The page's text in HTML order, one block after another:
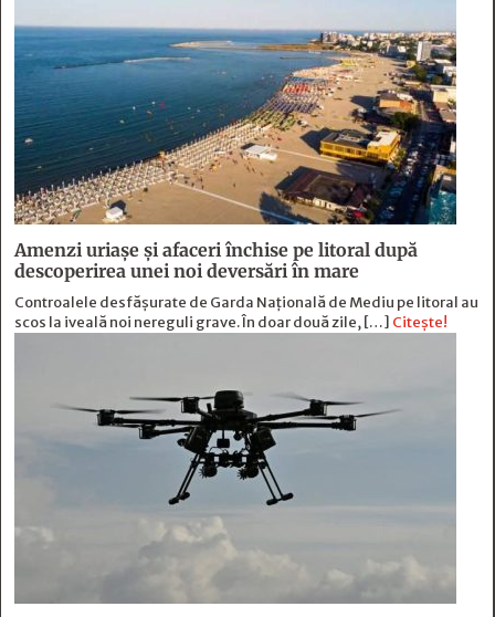
Amenzi uriașe și afaceri închise pe litoral după
descoperirea unei noi deversări în mare
Controalele desfășurate de Garda Națională de Mediu pe litoral au
scos la iveală noi nereguli grave. În doar două zile, […] Citește!